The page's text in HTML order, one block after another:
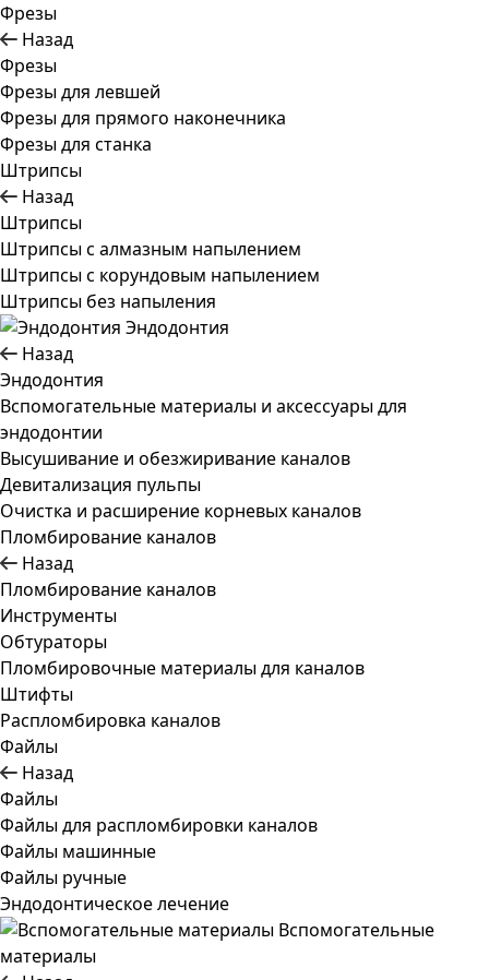
Фрезы
Назад
Фрезы
Фрезы для левшей
Фрезы для прямого наконечника
Фрезы для станка
Штрипсы
Назад
Штрипсы
Штрипсы c алмазным напылением
Штрипсы c корундовым напылением
Штрипсы без напыления
Эндодонтия
Назад
Эндодонтия
Вспомогательные материалы и аксессуары для
эндодонтии
Высушивание и обезжиривание каналов
Девитализация пульпы
Очистка и расширение корневых каналов
Пломбирование каналов
Назад
Пломбирование каналов
Инструменты
Обтураторы
Пломбировочные материалы для каналов
Штифты
Распломбировка каналов
Файлы
Назад
Файлы
Файлы для распломбировки каналов
Файлы машинные
Файлы ручные
Эндодонтическое лечение
Вспомогательные
материалы